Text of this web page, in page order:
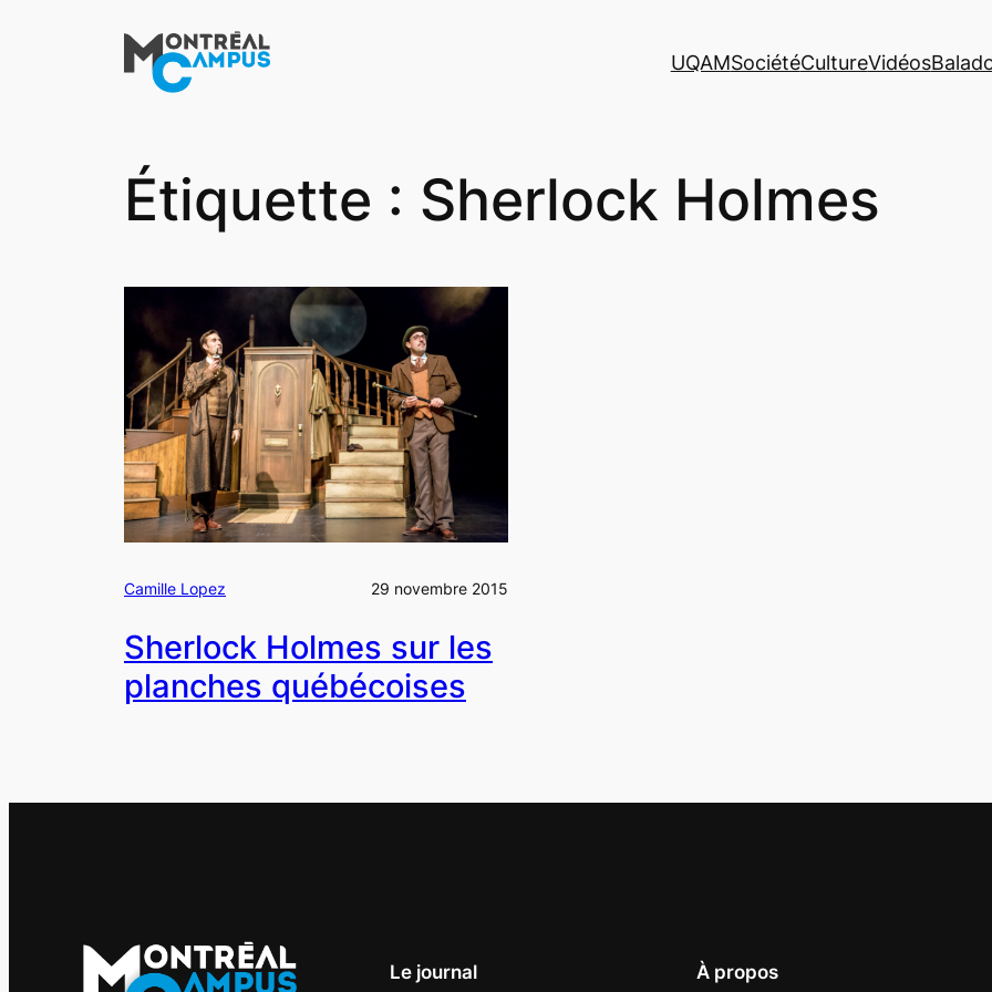
UQAMSociétéCultureVidéos
Étiquette : Sherlock Holmes
Camille Lopez 29 novembre 2015
Sherlock Holmes sur les
planches québécoises
Le journal À propos